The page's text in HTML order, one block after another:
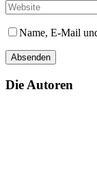
Name, E-Mail
Die Autoren